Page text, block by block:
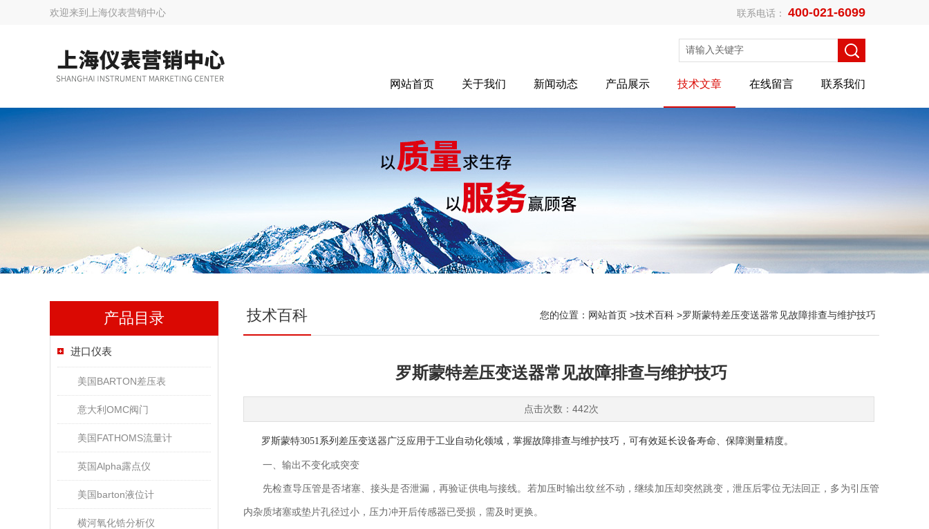
欢迎来到 上海仪表营销中心 联系电话： 400-021-6099
网站首页 关于我们 新闻动态 产品展示 技术文章 在线留言 联系我们
产品目录
进口仪表
美国BARTON差压表
意大利OMC阀门
美国FATHOMS流量计
英国Alpha露点仪
美国barton液位计
横河氧化锆分析仪
技术百科 您的位置： 网站首页 >技术百科 >罗斯蒙特差压变送器常见故障排查与维护技巧
罗斯蒙特差压变送器常见故障排查与维护技巧
点击次数：442次
罗斯蒙特3051系列差压变送器广泛应用于工业自动化领域，掌握故障排查与维护技巧，可有效延长设备寿命、保障测量精度。
一、输出不变化或突变
先检查导压管是否堵塞、接头是否泄漏，再验证供电与接线。若加压时输出纹丝不动，继续加压却突然跳变，泄压后零位无法回正，多为引压管
内杂质堵塞或垫片孔径过小，压力冲开后传感器已受损，需及时更换。